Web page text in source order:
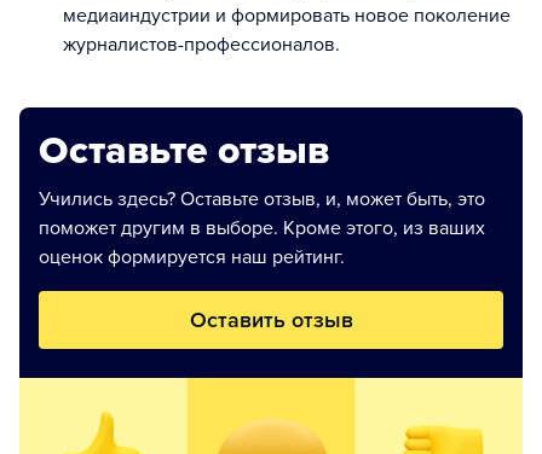
медиаиндустрии и формировать новое поколение
журналистов-профессионалов.
Оставьте отзыв
Учились здесь? Оставьте отзыв, и, может быть, это
поможет другим в выборе. Кроме этого, из ваших
оценок формируется наш рейтинг.
Оставить отзыв